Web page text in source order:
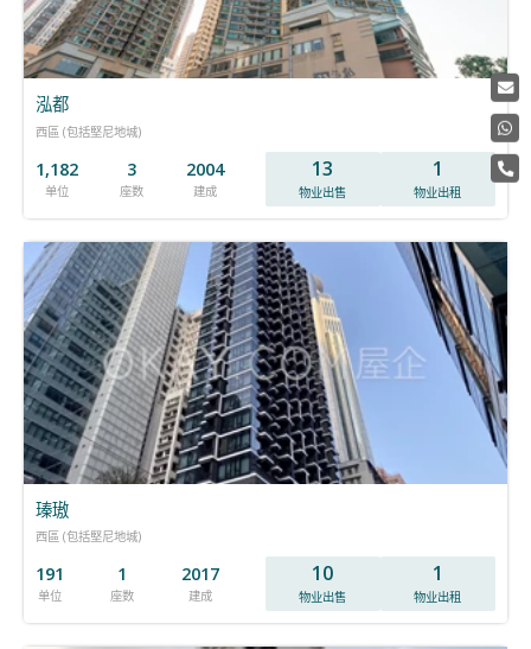
泓都
西區 (包括堅尼地城)
1,182
单位
3
座数
2004
建成
13
物业出售
1
物业出租
瑧璈
西區 (包括堅尼地城)
191
单位
1
座数
2017
建成
10
物业出售
1
物业出租